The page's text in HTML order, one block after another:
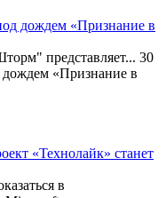
дождем «Признание в
представляет... 30
«Признание в
«Технолайк» станет
в